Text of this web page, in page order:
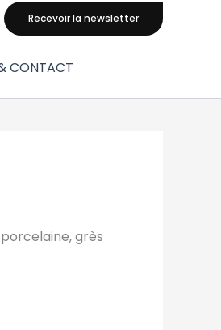
Recevoir la newsletter
CONTACT
grès